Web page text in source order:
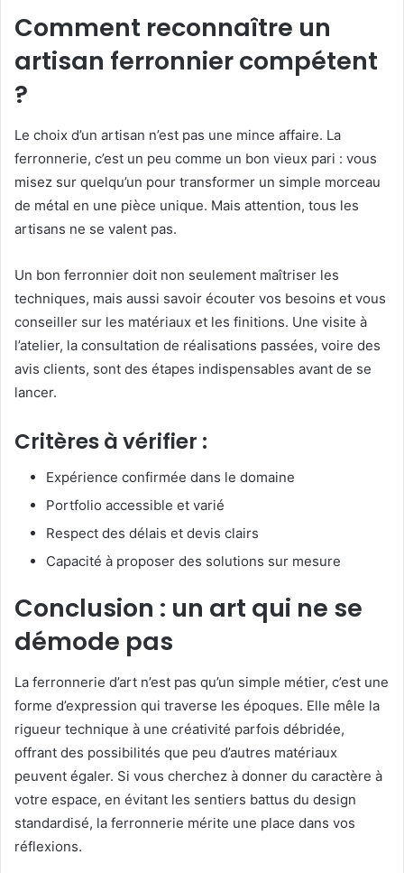
Comment reconnaître un
artisan ferronnier compétent
?
Le choix d’un artisan n’est pas une mince affaire. La
ferronnerie, c’est un peu comme un bon vieux pari : vous
misez sur quelqu’un pour transformer un simple morceau
de métal en une pièce unique. Mais attention, tous les
artisans ne se valent pas.
Un bon ferronnier doit non seulement maîtriser les
techniques, mais aussi savoir écouter vos besoins et vous
conseiller sur les matériaux et les finitions. Une visite à
l’atelier, la consultation de réalisations passées, voire des
avis clients, sont des étapes indispensables avant de se
lancer.
Critères à vérifier :
Expérience confirmée dans le domaine
Portfolio accessible et varié
Respect des délais et devis clairs
Capacité à proposer des solutions sur mesure
Conclusion : un art qui ne se
démode pas
La ferronnerie d’art n’est pas qu’un simple métier, c’est une
forme d’expression qui traverse les époques. Elle mêle la
rigueur technique à une créativité parfois débridée,
offrant des possibilités que peu d’autres matériaux
peuvent égaler. Si vous cherchez à donner du caractère à
votre espace, en évitant les sentiers battus du design
standardisé, la ferronnerie mérite une place dans vos
réflexions.